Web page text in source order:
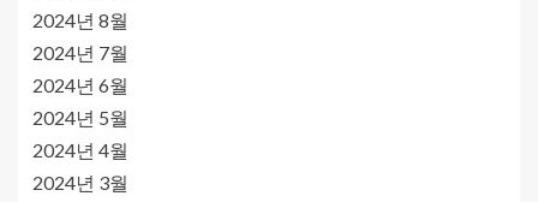
2024년 8월
2024년 7월
2024년 6월
2024년 5월
2024년 4월
2024년 3월